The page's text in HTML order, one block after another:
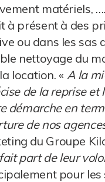
matériels,
à présent à des
ou dans les sas
nettoyage du
location. « A la
de la reprise
démarche en
de nos
du Groupe
part de leur
pour